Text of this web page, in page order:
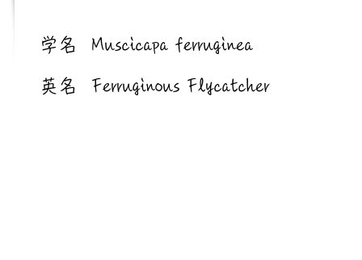
学名 Muscicapa ferruginea
英名 Ferruginous Flycatcher